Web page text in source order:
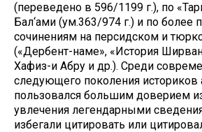
(переведено в 596/1199 г.), по
Бал‘ами (ум.363/974 г.) и по более
сочинениям на персидском и
(«Дербент-наме», «История
Хафиз-и Абру и др.). Среди
следующего поколения
пользовался большим доверием
увлечения легендарными
избегали цитировать или